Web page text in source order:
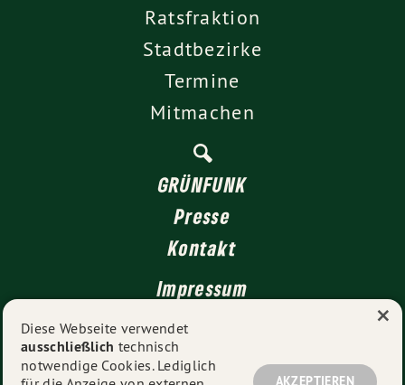
Ratsfraktion
Stadtbezirke
Termine
Mitmachen
GRÜNFUNK
Presse
Kontakt
Impressum
Datenschutz
Diese Webseite verwendet
ausschließlich technisch
notwendige Cookies. Lediglich
×